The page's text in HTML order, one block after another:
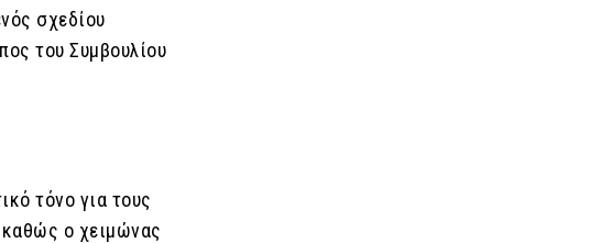
σχεδίου
του Συμβουλίου
τόνο για τους
καθώς ο χειμώνας